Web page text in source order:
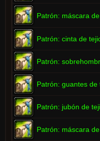
Patrón: máscara
Patrón: cinta de
Patrón:
Patrón: guantes
Patrón: jubón de
Patrón: máscara